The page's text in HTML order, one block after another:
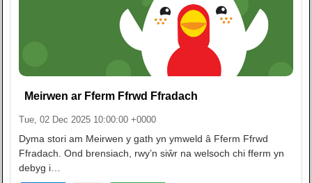
Meirwen ar Fferm Ffrwd Ffradach
Tue, 02 Dec 2025 10:00:00 +0000
Dyma stori am Meirwen y gath yn ymweld â Fferm Ffrwd
Ffradach. Ond brensiach, rwy’n siŵr na welsoch chi fferm yn
debyg i…